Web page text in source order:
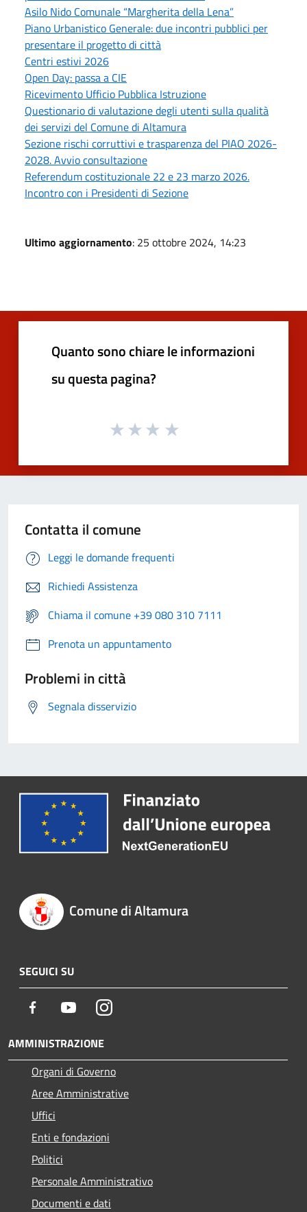
Asilo Nido Comunale “Margherita della Lena”
Piano Urbanistico Generale: due incontri pubblici per
presentare il progetto di città
Centri estivi 2026
Open Day: passa a CIE
Ricevimento Ufficio Pubblica Istruzione
Questionario di valutazione degli utenti sulla qualità
dei servizi del Comune di Altamura
Sezione rischi corruttivi e trasparenza del PIAO 2026-
2028. Avvio consultazione
Referendum costituzionale 22 e 23 marzo 2026.
Incontro con i Presidenti di Sezione
Ultimo aggiornamento: 25 ottobre 2024, 14:23
Quanto sono chiare le informazioni
su questa pagina?
Contatta il comune
Leggi le domande frequenti
Richiedi Assistenza
Chiama il comune +39 080 310 7111
Prenota un appuntamento
Problemi in città
Segnala disservizio
Comune di Altamura
SEGUICI SU
Facebook YoutubeInstagram
AMMINISTRAZIONE
Organi di Governo
Aree Amministrative
Uffici
Enti e fondazioni
Politici
Personale Amministrativo
Documenti e dati